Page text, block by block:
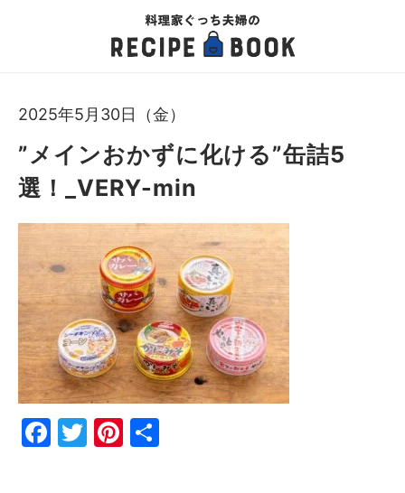
2025年5月30日（金）
”メインおかずに化ける”缶詰5
選！_VERY-min
Fac
Twi
Pin